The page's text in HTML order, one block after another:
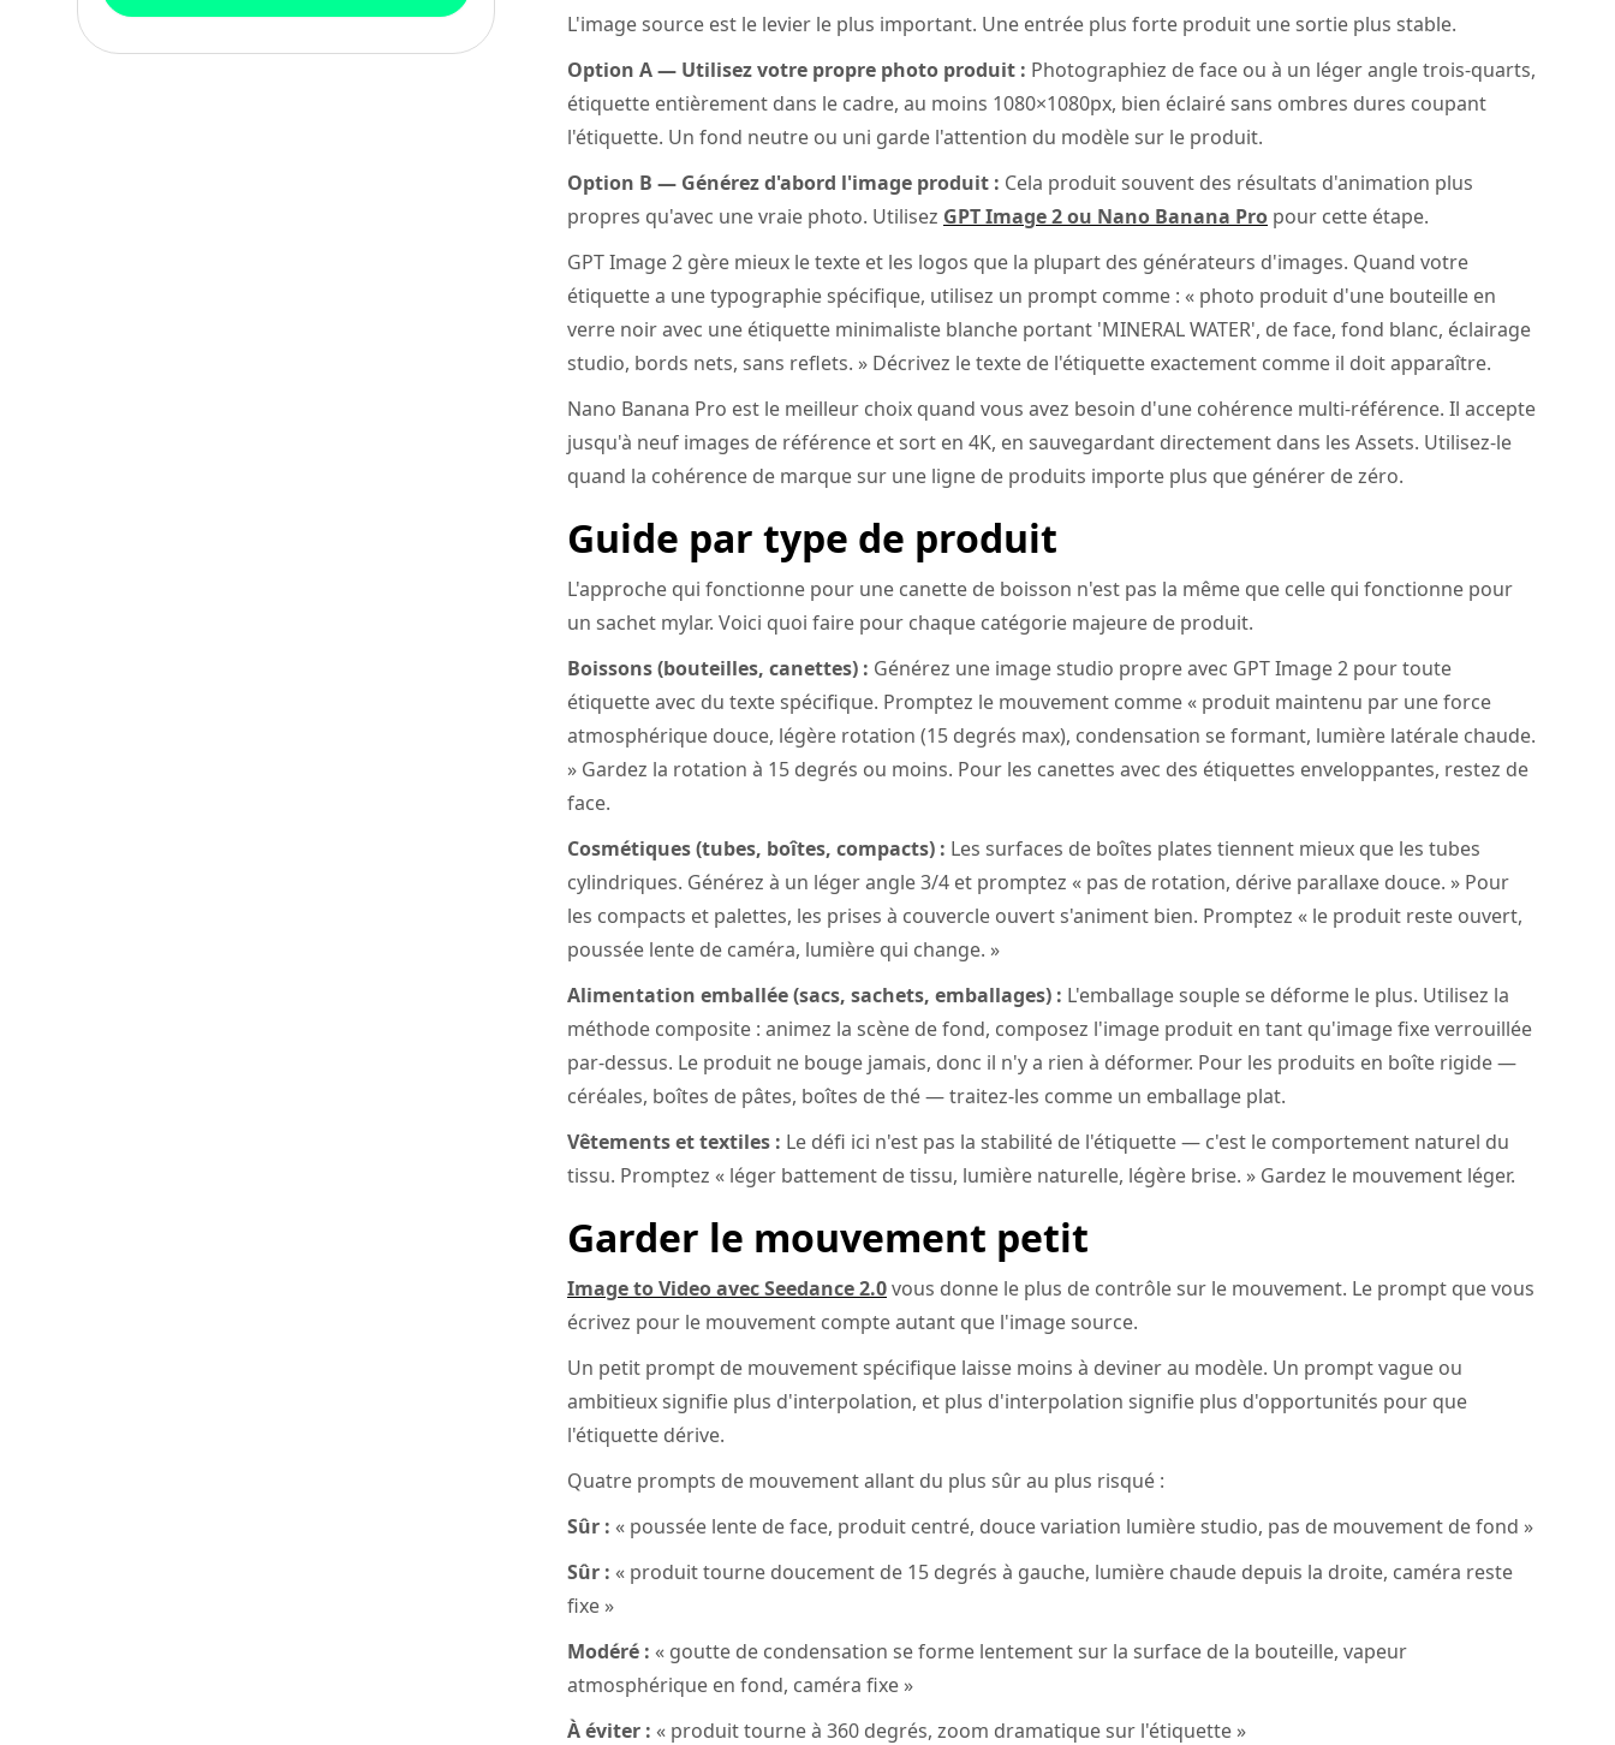
L'image source est le levier le plus important. Une entrée plus forte produit une sortie plus stable.
Option A — Utilisez votre propre photo produit : Photographiez de face ou à un léger angle trois-quarts,
étiquette entièrement dans le cadre, au moins 1080×1080px, bien éclairé sans ombres dures coupant
l'étiquette. Un fond neutre ou uni garde l'attention du modèle sur le produit.
Option B — Générez d'abord l'image produit : Cela produit souvent des résultats d'animation plus
propres qu'avec une vraie photo. Utilisez GPT Image 2 ou Nano Banana Pro pour cette étape.
GPT Image 2 gère mieux le texte et les logos que la plupart des générateurs d'images. Quand votre
étiquette a une typographie spécifique, utilisez un prompt comme : « photo produit d'une bouteille en
verre noir avec une étiquette minimaliste blanche portant 'MINERAL WATER', de face, fond blanc, éclairage
studio, bords nets, sans reflets. » Décrivez le texte de l'étiquette exactement comme il doit apparaître.
Nano Banana Pro est le meilleur choix quand vous avez besoin d'une cohérence multi-référence. Il accepte
jusqu'à neuf images de référence et sort en 4K, en sauvegardant directement dans les Assets. Utilisez-le
quand la cohérence de marque sur une ligne de produits importe plus que générer de zéro.
Guide par type de produit
L'approche qui fonctionne pour une canette de boisson n'est pas la même que celle qui fonctionne pour
un sachet mylar. Voici quoi faire pour chaque catégorie majeure de produit.
Boissons (bouteilles, canettes) : Générez une image studio propre avec GPT Image 2 pour toute
étiquette avec du texte spécifique. Promptez le mouvement comme « produit maintenu par une force
atmosphérique douce, légère rotation (15 degrés max), condensation se formant, lumière latérale chaude.
» Gardez la rotation à 15 degrés ou moins. Pour les canettes avec des étiquettes enveloppantes, restez de
face.
Cosmétiques (tubes, boîtes, compacts) : Les surfaces de boîtes plates tiennent mieux que les tubes
cylindriques. Générez à un léger angle 3/4 et promptez « pas de rotation, dérive parallaxe douce. » Pour
les compacts et palettes, les prises à couvercle ouvert s'animent bien. Promptez « le produit reste ouvert,
poussée lente de caméra, lumière qui change. »
Alimentation emballée (sacs, sachets, emballages) : L'emballage souple se déforme le plus. Utilisez la
méthode composite : animez la scène de fond, composez l'image produit en tant qu'image fixe verrouillée
par-dessus. Le produit ne bouge jamais, donc il n'y a rien à déformer. Pour les produits en boîte rigide —
céréales, boîtes de pâtes, boîtes de thé — traitez-les comme un emballage plat.
Vêtements et textiles : Le défi ici n'est pas la stabilité de l'étiquette — c'est le comportement naturel du
tissu. Promptez « léger battement de tissu, lumière naturelle, légère brise. » Gardez le mouvement léger.
Garder le mouvement petit
Image to Video avec Seedance 2.0vous donne le plus de contrôle sur le mouvement. Le prompt que vous
écrivez pour le mouvement compte autant que l'image source.
Un petit prompt de mouvement spécifique laisse moins à deviner au modèle. Un prompt vague ou
ambitieux signifie plus d'interpolation, et plus d'interpolation signifie plus d'opportunités pour que
l'étiquette dérive.
Quatre prompts de mouvement allant du plus sûr au plus risqué :
Sûr : « poussée lente de face, produit centré, douce variation lumière studio, pas de mouvement de fond »
Sûr : « produit tourne doucement de 15 degrés à gauche, lumière chaude depuis la droite, caméra reste
fixe »
Modéré : « goutte de condensation se forme lentement sur la surface de la bouteille, vapeur
atmosphérique en fond, caméra fixe »
À éviter : « produit tourne à 360 degrés, zoom dramatique sur l'étiquette »